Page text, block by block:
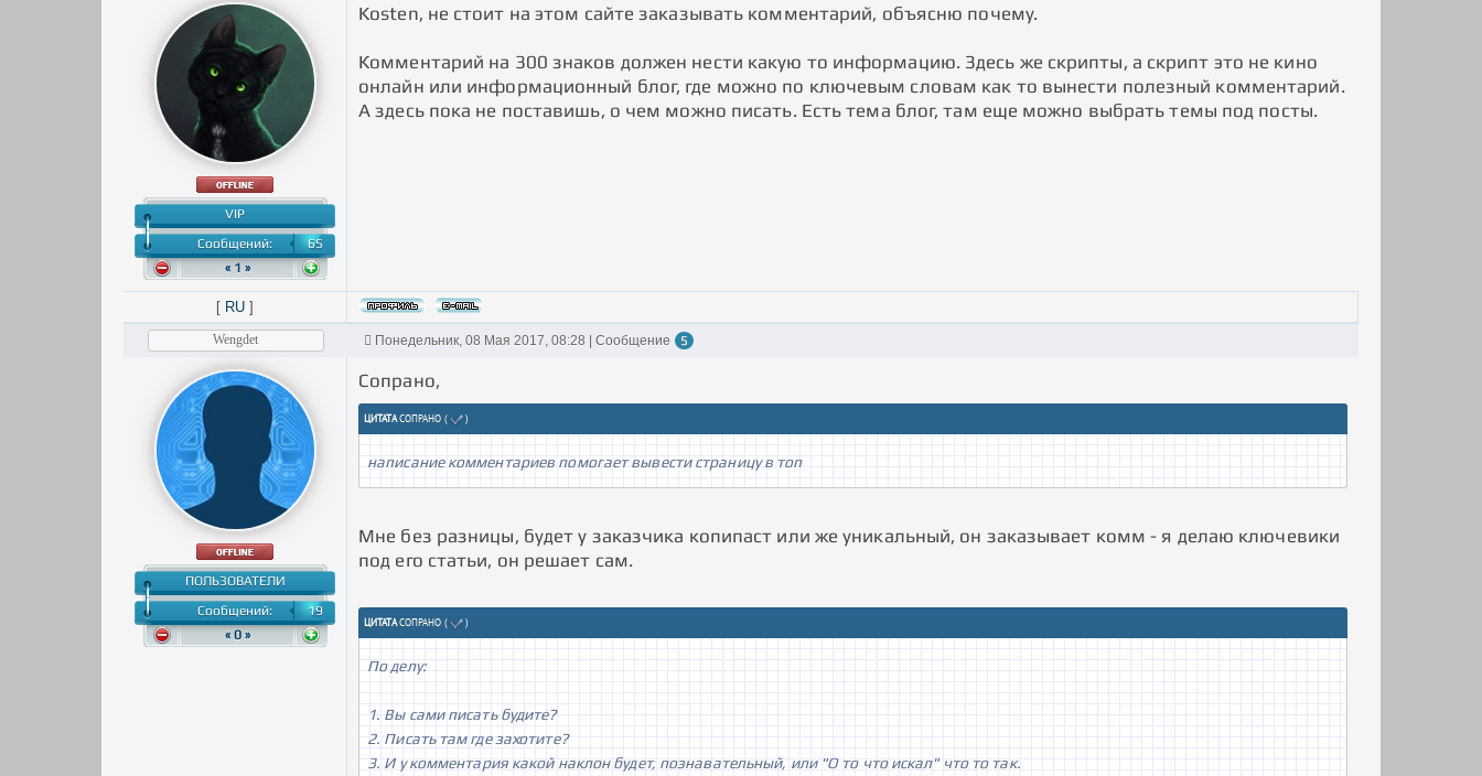
VIP
Сообщений:
65
« 1 »
Kosten, не стоит на этом сайте заказывать комментарий, объясню почему.
Комментарий на 300 знаков должен нести какую то информацию. Здесь же скрипты, а скрипт это не кино
онлайн или информационный блог, где можно по ключевым словам как то вынести полезный комментарий.
А здесь пока не поставишь, о чем можно писать. Есть тема блог, там еще можно выбрать темы под посты.
[ RU ]
Wengdet Понедельник, 08 Мая 2017, 08:28 | Сообщение 5
ПОЛЬЗОВАТЕЛИ
Сообщений:
19
« 0 »
Сопрано,
ЦИТАТАСОПРАНО ( )
написание комментариев помогает вывести страницу в топ
Мне без разницы, будет у заказчика копипаст или же уникальный, он заказывает комм - я делаю ключевики
под его статьи, он решает сам.
ЦИТАТАСОПРАНО ( )
По делу:
1. Вы сами писать будите?
2. Писать там где захотите?
3. И у комментария какой наклон будет, познавательный, или "О то что искал" что то так.